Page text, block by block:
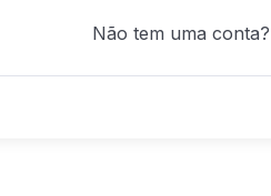
Não tem uma conta?